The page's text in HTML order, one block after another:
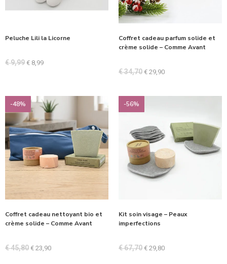
Peluche Lili la Licorne
€9,99 € 8,99
Coffret cadeau parfum solide et
crème solide – Comme Avant
€34,70 € 29,90
-48%
Coffret cadeau nettoyant bio et
crème solide – Comme Avant
€45,80 € 23,90
-56%
Kit soin visage – Peaux
imperfections
€67,70 € 29,80